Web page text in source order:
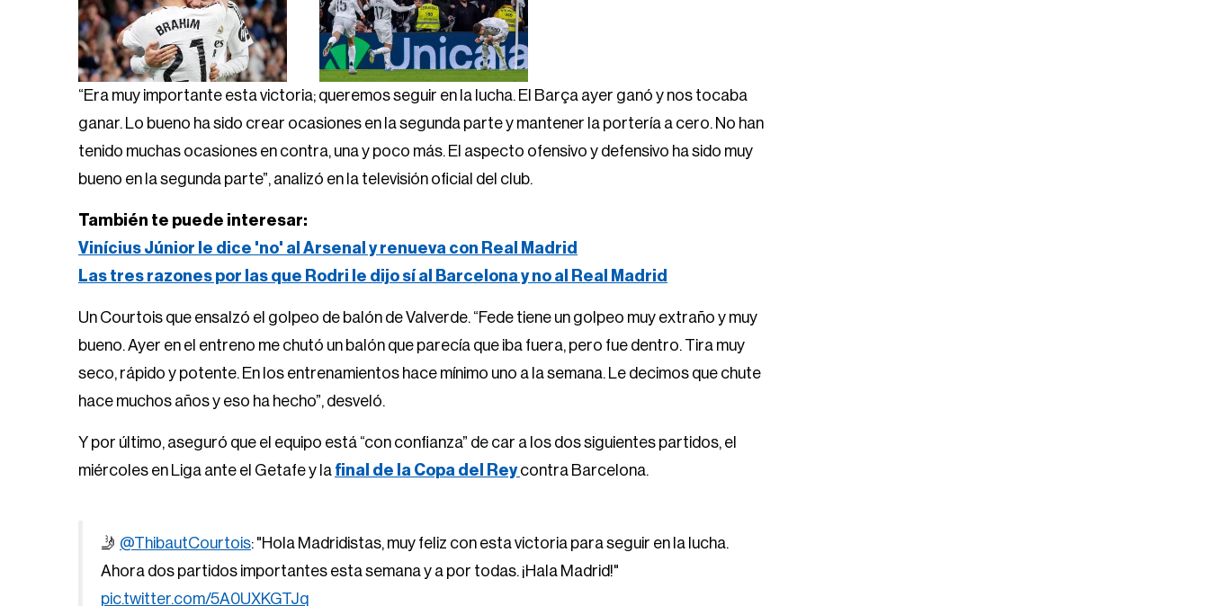
“Era muy importante esta victoria; queremos seguir en la lucha. El Barça ayer ganó y nos tocaba
ganar. Lo bueno ha sido crear ocasiones en la segunda parte y mantener la portería a cero. No han
tenido muchas ocasiones en contra, una y poco más. El aspecto ofensivo y defensivo ha sido muy
bueno en la segunda parte”, analizó en la televisión oficial del club.
También te puede interesar:
Vinícius Júnior le dice 'no' al Arsenal y renueva con Real Madrid
Las tres razones por las que Rodri le dijo sí al Barcelona y no al Real Madrid
Un Courtois que ensalzó el golpeo de balón de Valverde. “Fede tiene un golpeo muy extraño y muy
bueno. Ayer en el entreno me chutó un balón que parecía que iba fuera, pero fue dentro. Tira muy
seco, rápido y potente. En los entrenamientos hace mínimo uno a la semana. Le decimos que chute
hace muchos años y eso ha hecho”, desveló.
Y por último, aseguró que el equipo está “con confianza” de car a los dos siguientes partidos, el
miércoles en Liga ante el Getafe y la final de la Copa del Reycontra Barcelona.
🤳 @ThibautCourtois: "Hola Madridistas, muy feliz con esta victoria para seguir en la lucha.
Ahora dos partidos importantes esta semana y a por todas. ¡Hala Madrid!"
pic.twitter.com/5A0UXKGTJq